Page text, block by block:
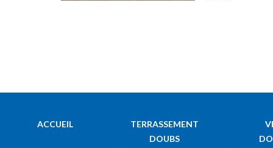
ACCUEIL
TERRASSEMENT
DOUBS